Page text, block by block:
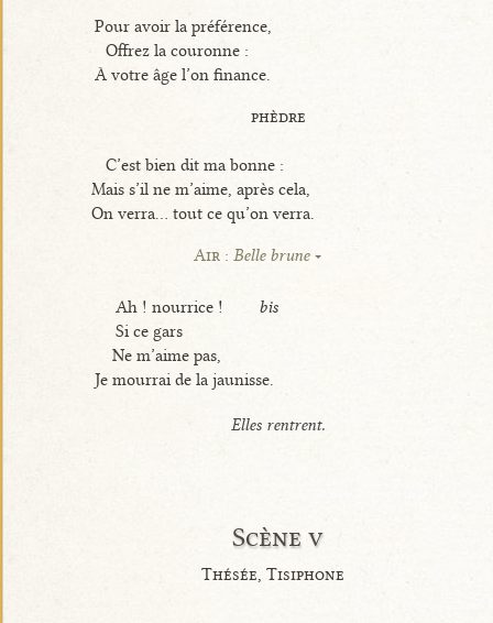
Pour avoir la préférence,
Offrez la couronne :
À votre âge l’on finance.
phèdre
C’est bien dit ma bonne :
Mais s’il ne m’aime, après cela,
On verra... tout ce qu’on verra.
Air : Belle brune
Ah ! nourrice !
bis
Si ce gars
Ne m’aime pas,
Je mourrai de la jaunisse.
Elles rentrent.
Scène v
Thésée, Tisiphone